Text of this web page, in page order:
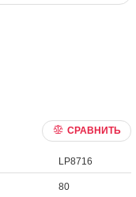
СРАВНИТЬ
LP8716
80